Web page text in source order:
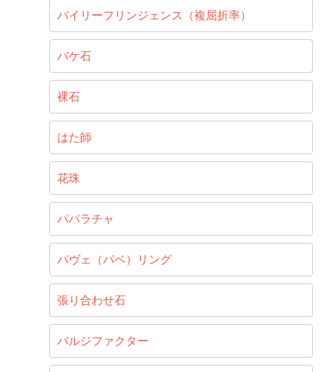
バイリーフリンジェンス（複屈折率）
バケ石
裸石
はた師
花珠
パパラチャ
パヴェ（パベ）リング
張り合わせ石
バルジファクター